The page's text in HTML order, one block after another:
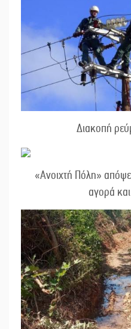
Διακοπή
«Ανοιχτή Πόλη»
αγορά